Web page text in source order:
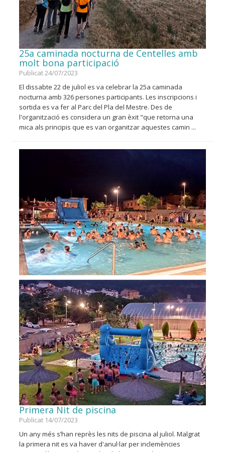
25a caminada nocturna de Centelles amb
molt bona participació
Publicat 24/07/2023
El dissabte 22 de juliol es va celebrar la 25a caminada
nocturna amb 326 persones participants. Les inscripcions i
sortida es va fer al Parc del Pla del Mestre. Des de
l'organització es considera un gran èxit "que retorna una
mica als principis que es van organitzar aquestes camin ...
Primera Nit de piscina
Publicat 14/07/2023
Un any més s’han reprès les nits de piscina al juliol. Malgrat
la primera nit es va haver d'anul·lar per inclemències